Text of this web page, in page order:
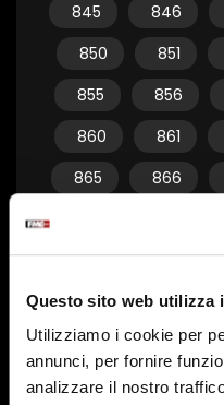
Questo sito web utilizza
Utilizziamo i cookie per
annunci, per fornire
analizzare il nostro
845
846
850
851
855
856
860
861
865
866
875
876
880
881
885
886
890
891